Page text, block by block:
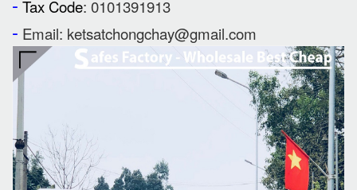
Tax Code: 0101391913
- Email: ketsatchongchay@gmail.com